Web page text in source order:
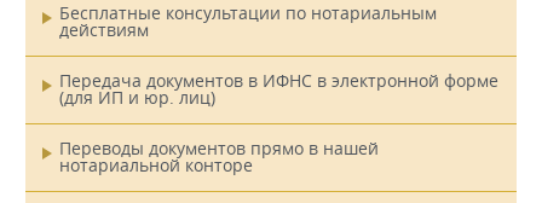
Главное
меню
Бесплатные консультации по нотариальным
действиям
Передача документов в ИФНС в электронной форме
(для ИП и юр. лиц)
Переводы документов прямо в нашей
нотариальной конторе